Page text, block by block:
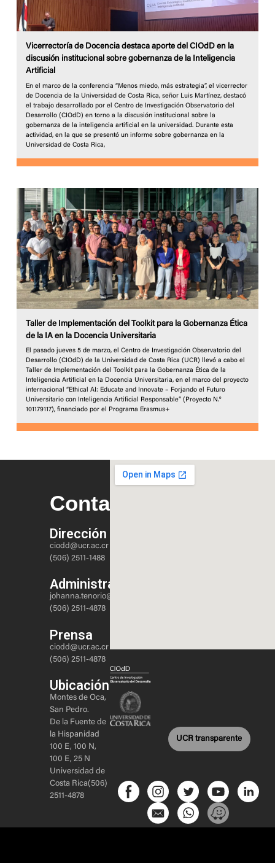
Vicerrectoría de Docencia destaca aporte del CIOdD en la
discusión institucional sobre gobernanza de la Inteligencia
Artificial
En el marco de la conferencia “Menos miedo, más estrategia”, el vicerrector
de Docencia de la Universidad de Costa Rica, señor Luis Martínez, destacó
el trabajo desarrollado por el Centro de Investigación Observatorio del
Desarrollo (CIOdD) en torno a la discusión institucional sobre la
gobernanza de la inteligencia artificial en la universidad. Durante esta
actividad, en la que se presentó un informe sobre gobernanza en la
Universidad de Costa Rica,
Taller de Implementación del Toolkit para la Gobernanza Ética
de la IA en la Docencia Universitaria
El pasado jueves 5 de marzo, el Centro de Investigación Observatorio del
Desarrollo (CIOdD) de la Universidad de Costa Rica (UCR) llevó a cabo el
Taller de Implementación del Toolkit para la Gobernanza Ética de la
Inteligencia Artificial en la Docencia Universitaria, en el marco del proyecto
internacional “Ethical AI: Educate and Innovate – Forjando el Futuro
Universitario con Inteligencia Artificial Responsable” (Proyecto N.º
101179117), financiado por el Programa Erasmus+
Contacto
Dirección
ciodd@ucr.ac.cr
(506) 2511-1488
Administración
johanna.tenorio@ucr.ac.cr
(506) 2511-4878
Prensa
ciodd@ucr.ac.cr
(506) 2511-4878
Ubicación
Montes de Oca,
San Pedro.
De la Fuente de
la Hispanidad
100 E, 100 N,
100 E, 25 N
Universidad de
Costa Rica(506)
2511-4878
UCR transparente